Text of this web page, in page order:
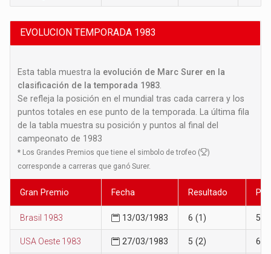
EVOLUCION TEMPORADA 1983
Esta tabla muestra la evolución de Marc Surer en la
clasificación de la temporada 1983
Se refleja la posición en el mundial tras cada carrera y los
puntos totales en ese punto de la temporada. La última fila
de la tabla muestra su posición y puntos al final del
campeonato de 1983
* Los Grandes Premios que tiene el simbolo de trofeo (
)
corresponde a carreras que ganó Surer.
Gran Premio Fecha Resultado
Brasil 1983 13/03/1983 6 (1) 5
USA Oeste 1983 27/03/1983 5 (2) 6